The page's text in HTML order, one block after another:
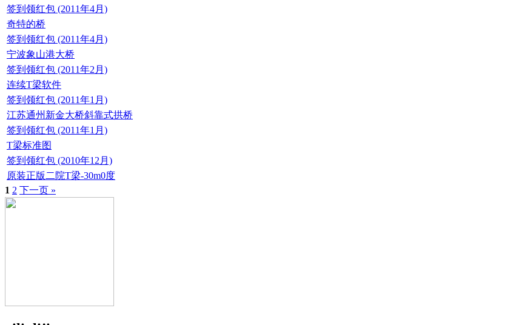
签到领红包 (2011年4月)
奇特的桥
签到领红包 (2011年4月)
宁波象山港大桥
签到领红包 (2011年2月)
连续T梁软件
签到领红包 (2011年1月)
江苏通州新金大桥斜靠式拱桥
签到领红包 (2011年1月)
T梁标准图
签到领红包 (2010年12月)
原装正版二院T梁-30m0度
1 2 下一页 »